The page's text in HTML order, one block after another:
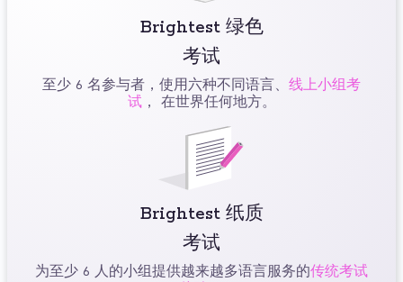
Brightest 绿色
考试
至少 6 名参与者，使用六种不同语言、 线上小组考
试， 在世界任何地方。
Brightest 纸质
考试
为至少 6 人的小组提供越来越多语言服务的传统考试